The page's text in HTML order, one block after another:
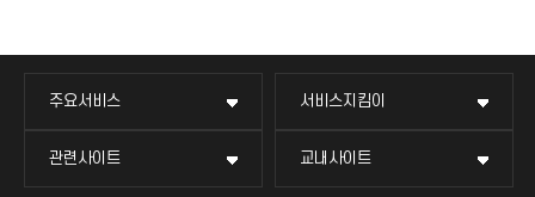
주요서비스 서비스지킴이
관련사이트 교내사이트